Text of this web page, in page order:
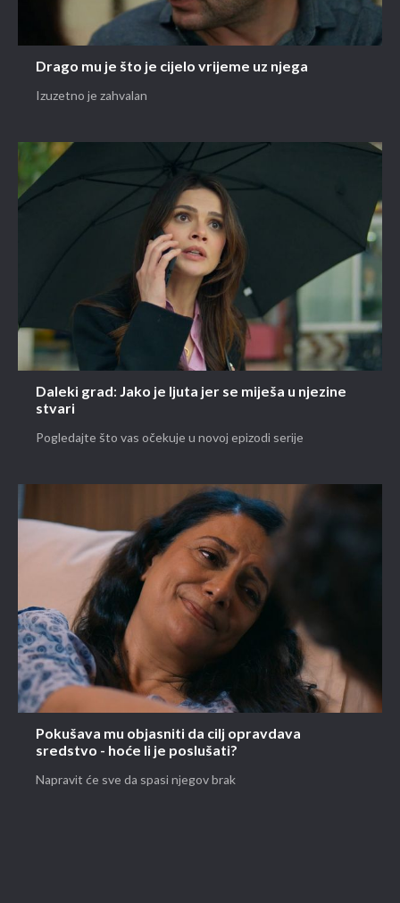
Drago mu je što je cijelo vrijeme uz njega
Izuzetno je zahvalan
Daleki grad: Jako je ljuta jer se miješa u njezine
stvari
Pogledajte što vas očekuje u novoj epizodi serije
Pokušava mu objasniti da cilj opravdava
sredstvo - hoće li je poslušati?
Napravit će sve da spasi njegov brak